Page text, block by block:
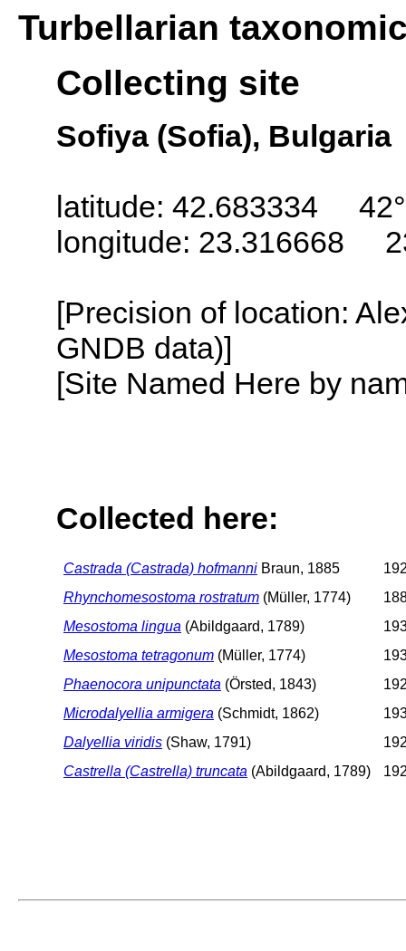
Turbellarian
Collecting site
Sofiya (Sofia), Bulgaria
latitude: 42.683334
longitude: 23.316668
[Precision of location:
GNDB data)]
[Site Named Here by
Collected here:
Castrada (Castrada) hofmanni Braun, 1885
Rhynchomesostoma rostratum (Müller, 1774)
Mesostoma lingua (Abildgaard, 1789)
Mesostoma tetragonum (Müller, 1774)
Phaenocora unipunctata (Örsted, 1843)
Microdalyellia armigera (Schmidt, 1862)
Dalyellia viridis (Shaw, 1791)
Castrella (Castrella) truncata (Abildgaard, 1789)